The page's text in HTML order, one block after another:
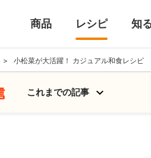
商品 レシピ 知
小松菜が大活躍！ カジュアル和食レシピ
これまでの記事